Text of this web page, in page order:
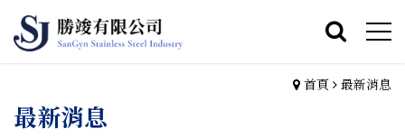
首頁 最新消息
最新消息